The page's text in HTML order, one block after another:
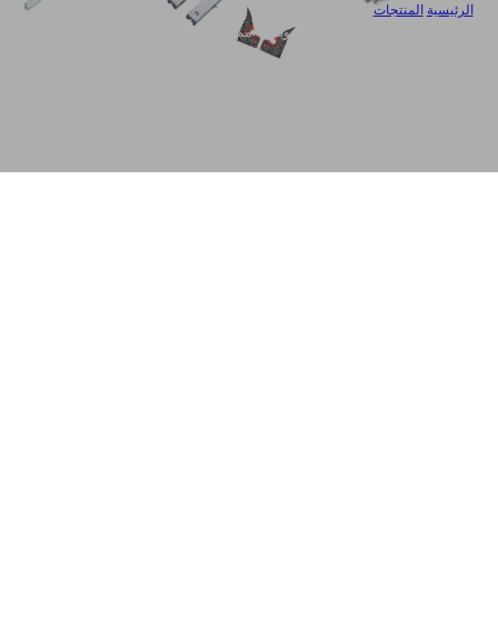
الرئيسية المنتجات
شرائح أدراج بالجملة مع محامل كروية 45 مم 3 أضعاف 4510SH-4510SH